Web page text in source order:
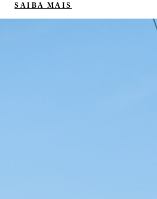
SAIBA MAIS